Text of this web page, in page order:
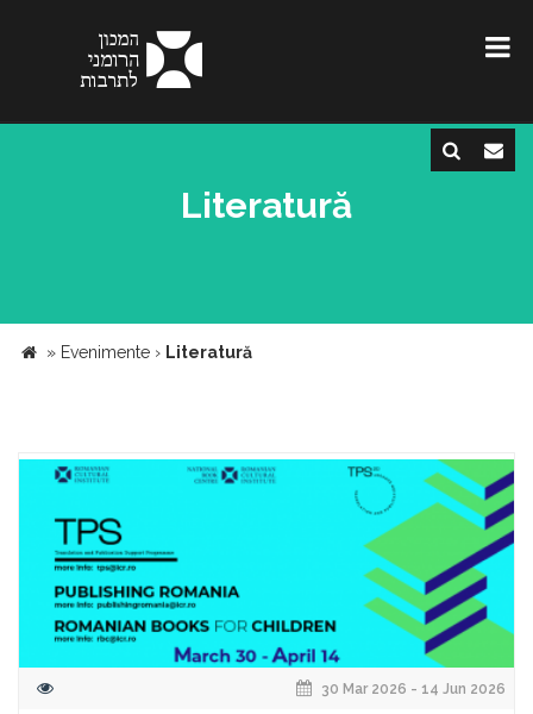
Literatură
» Evenimente › Literatură
30 Mar 2026 - 14 Jun 2026